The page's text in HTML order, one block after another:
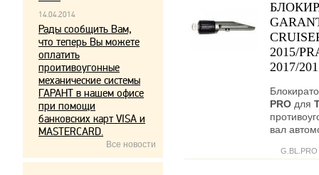
2015/
2017/
PRO для
вал
G.BL.PRO
14.04.2014
Рады сообщить Вам,
что теперь Вы можете
оплатить
проитивоугонные
механические системы
ГАРАНТ в нашем офисе
при помощи
банковских карт VISA и
MASTERCARD.
Все новости